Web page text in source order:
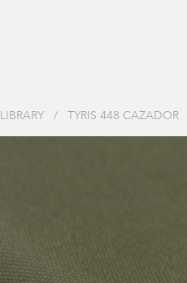
LIBRARY / TYRIS 448 CAZADOR